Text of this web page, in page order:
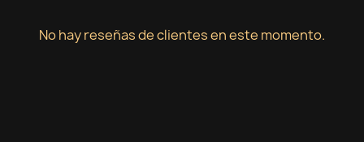
No hay reseñas de clientes en este momento.